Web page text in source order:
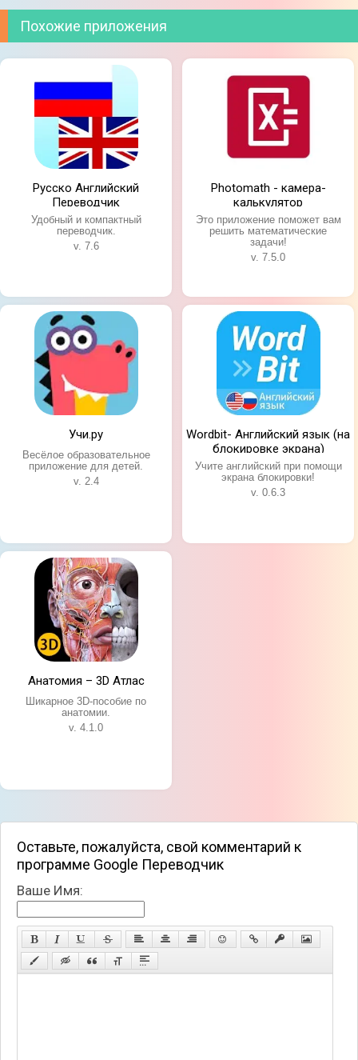
Похожие приложения
Русско Английский
Переводчик
Удобный и компактный
переводчик.
v. 7.6
Photomath - камера-
калькулятор
Это приложение поможет вам
решить математические
задачи!
v. 7.5.0
Учи.ру
Весёлое образовательное
приложение для детей.
v. 2.4
Wordbit- Английский язык (на
блокировке экрана)
Учите английский при помощи
экрана блокировки!
v. 0.6.3
Анатомия – 3D Атлас
Шикарное 3D-пособие по
анатомии.
v. 4.1.0
Оставьте, пожалуйста, свой комментарий к
программе Google Переводчик
Ваше Имя: